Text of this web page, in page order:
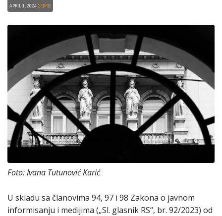
April 1, 2024CEPRIS
Foto: Ivana Tutunović Karić
U skladu sa članovima 94, 97 i 98 Zakona o javnom
informisanju i medijima („Sl. glasnik RS“, br. 92/2023) od